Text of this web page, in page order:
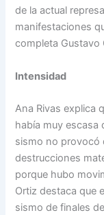
de la actual
manifestaciones
completa Gustavo
Intensidad
Ana Rivas explica
había muy escasa
sismo no provocó
destrucciones
porque hubo
Ortiz destaca que
sismo de finales